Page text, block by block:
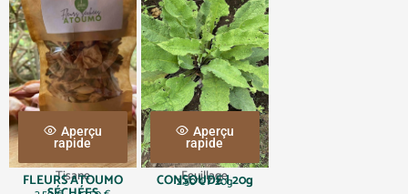
Aperçu
rapide
Tisane
FLEURS ATOUMO
Aperçu
rapide
Feuillage
CONSOUDE | 20g
2.50€/ 20g